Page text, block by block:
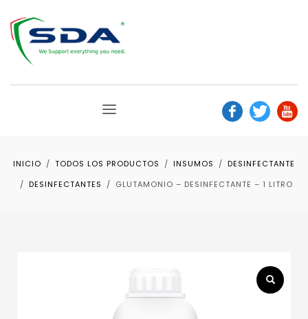
INICIO TODOS LOS PRODUCTOS INSUMOS
DESINFECTANTE
DESINFECTANTES
GLUTAMONIO – DESINFECTANTE – 1 LITRO